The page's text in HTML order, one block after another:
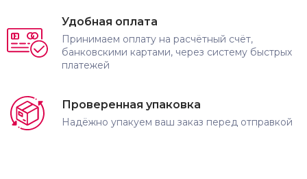
Удобная оплата
Принимаем оплату на расчётный счёт,
банковскими картами, через систему быстрых
платежей
Проверенная упаковка
Надёжно упакуем ваш заказ перед отправкой